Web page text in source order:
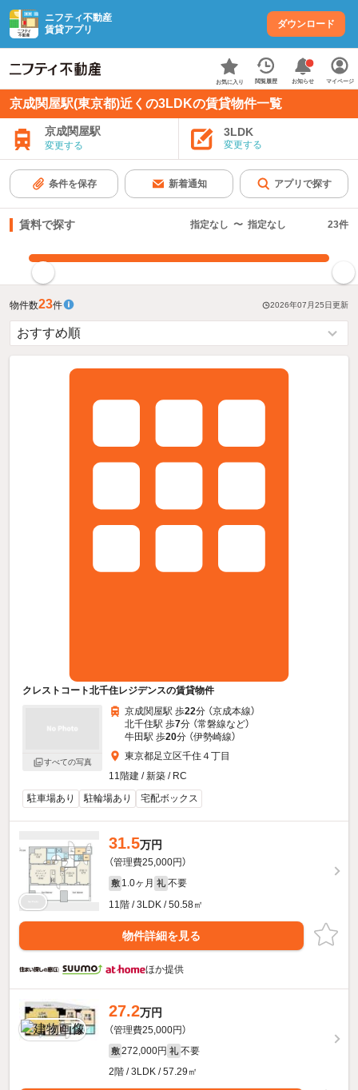
ニフティ不動産
賃貸アプリ
ダウンロード
お気に入り 閲覧履歴 お知らせ マイページ
京成関屋駅(東京都)近くの3LDKの賃貸物件一覧
京成関屋駅
変更する
3LDK
変更する
条件を保存 新着通知 アプリで探す
賃料で探す 指定なし 〜 指定なし 23件
物件数23件 2026年07月25日更新
クレストコート北千住レジデンスの賃貸物件
すべての写真
京成関屋駅 歩22分 （京成本線）
北千住駅 歩7分 （常磐線など）
牛田駅 歩20分 （伊勢崎線）
東京都足立区千住４丁目
11階建 / 新築 / RC
駐車場あり
駐輪場あり 宅配ボックス
31.5万円
（管理費25,000円）
敷 1.0ヶ月 礼 不要
11階 / 3LDK / 50.58㎡
物件詳細を見る
ほか提供
27.2万円
（管理費25,000円）
敷 272,000円 礼 不要
2階 / 3LDK / 57.29㎡